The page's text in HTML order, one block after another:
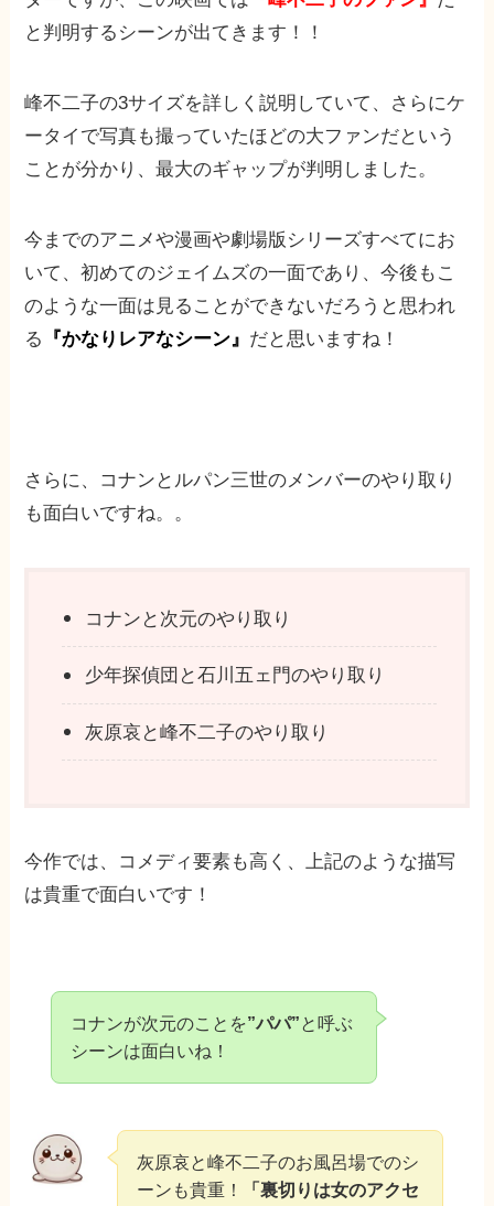
と判明するシーンが出てきます！！
峰不二子の3サイズを詳しく説明していて、さらにケ
ータイで写真も撮っていたほどの大ファンだという
ことが分かり、最大のギャップが判明しました。
今までのアニメや漫画や劇場版シリーズすべてにお
いて、初めてのジェイムズの一面であり、今後もこ
のような一面は見ることができないだろうと思われ
る
『かなりレアなシーン』 だと思いますね！
さらに、コナンとルパン三世のメンバーのやり取り
も面白いですね。。
コナンと次元のやり取り
少年探偵団と石川五ェ門のやり取り
灰原哀と峰不二子のやり取り
今作では、コメディ要素も高く、上記のような描写
は貴重で面白いです！
コナンが次元のことを”パパ”と呼ぶ
シーンは面白いね！
灰原哀と峰不二子のお風呂場でのシ
ーンも貴重！
「裏切りは女のアクセ